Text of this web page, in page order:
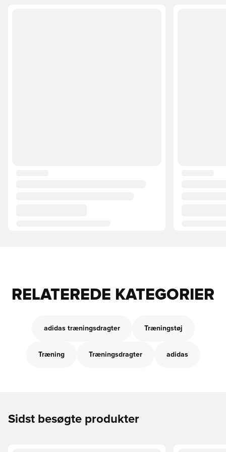
RELATEREDE KATEGORIER
adidas træningsdragter Træningstøj
Træning Træningsdragter adidas
Sidst besøgte produkter